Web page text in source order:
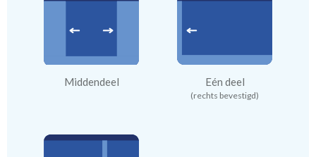
Middendeel Eén deel
(rechts bevestigd)